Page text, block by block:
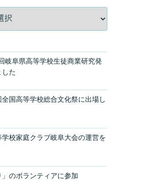
岐阜県高等学校生徒商業研究発
した
国高等学校総合文化祭に出場し
校家庭クラブ岐阜大会の運営を
」のボランティアに参加